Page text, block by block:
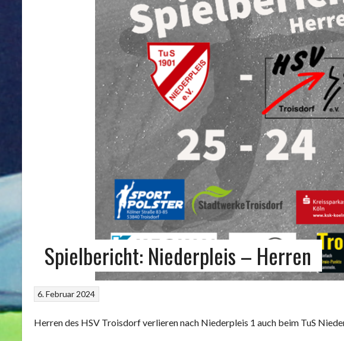
Spielbericht: Niederpleis – Herren
6. Februar 2024
Herren des HSV Troisdorf verlieren nach Niederpleis 1 auch beim TuS